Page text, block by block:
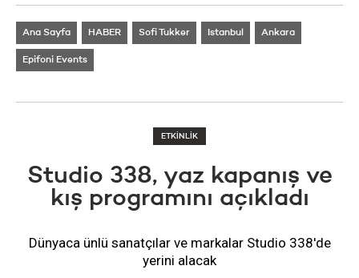
Ana Sayfa HABER Sofi Tukker Istanbul Ankara
Epifoni Events
ETKİNLİK
Studio 338, yaz kapanış ve
kış programını açıkladı
Dünyaca ünlü sanatçılar ve markalar Studio 338'de
yerini alacak